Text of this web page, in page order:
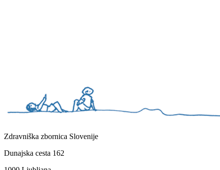
Zdravniška zbornica Slovenije
Dunajska cesta 162